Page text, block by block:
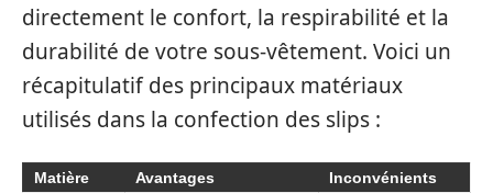
directement le confort, la respirabilité et la
durabilité de votre sous-vêtement. Voici un
récapitulatif des principaux matériaux
utilisés dans la confection des slips :
Matière Avantages Inconvénients